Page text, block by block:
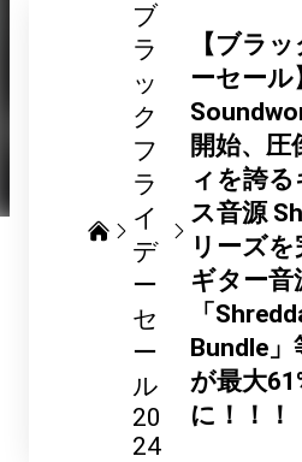
ブ
ラ
ッ
ク
フ
ラ
イ
デ
ー
セ
ー
ル
20
24
【ブラ
ーセール
開始、圧
ィを誇
ス音源
リーズ
ギター
「
Bundle」
が最大
に！！！